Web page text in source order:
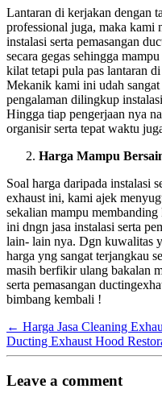
Lantaran di kerjakan dengan
professional juga, maka kami
instalasi serta pemasangan
secara gegas sehingga
kilat tetapi pula pas lantaran
Mekanik kami ini udah
pengalaman dilingkup
Hingga tiap pengerjaan nya
organisir serta tepat waktu
Harga Mampu
Soal harga daripada instalasi
exhaust ini, kami ajek
sekalian mampu
ini dngn jasa instalasi serta
lain- lain nya. Dgn kuwalitas
harga yng sangat terjangkau
masih berfikir ulang bakalan
serta pemasangan
bimbang kembali !
← Harga Jasa Cleaning
Ducting Exhaust Hood
Leave a comment